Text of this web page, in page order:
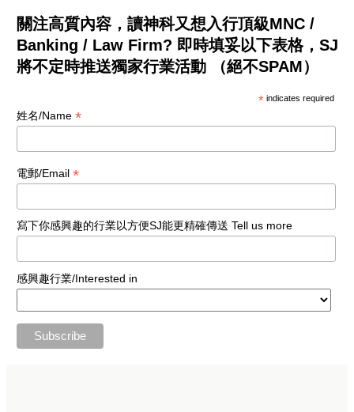
關注高質內容，讀神科又想入行頂級MNC /
Banking / Law Firm? 即時填妥以下表格，SJ
將不定時推送獨家行業活動 （絕不SPAM）
* indicates required
姓名/Name *
電郵/Email *
寫下你感興趣的行業以方便SJ能更精確傳送 Tell us more
感興趣行業/Interested in